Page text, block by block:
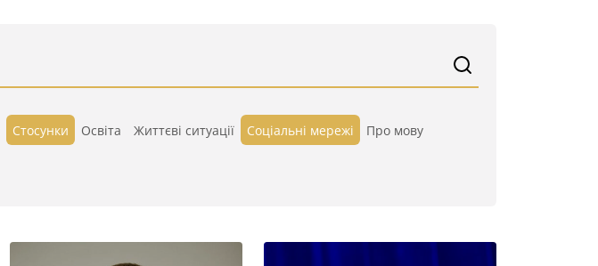
Стосунки Освіта Життєві ситуації Cоціальні мережі Про мову